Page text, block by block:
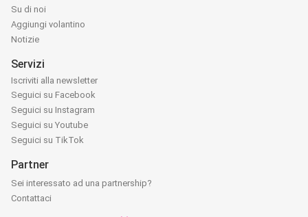
Su di noi
Aggiungi volantino
Notizie
Servizi
Iscriviti alla newsletter
Seguici su Facebook
Seguici su Instagram
Seguici su Youtube
Seguici su TikTok
Partner
Sei interessato ad una partnership?
Contattaci